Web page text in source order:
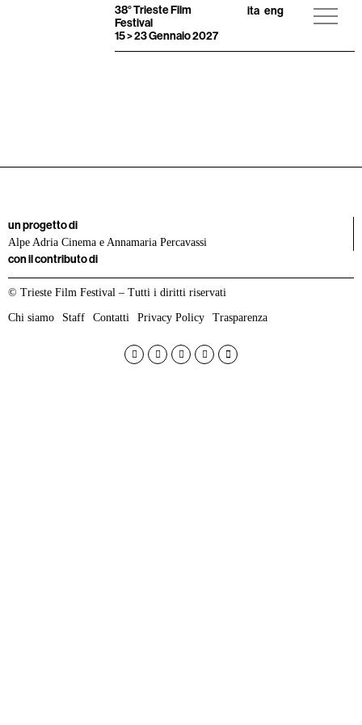
38° Trieste Film
Festival
15 > 23 Gennaio 2027
ita eng
un progetto di
Alpe Adria Cinema e Annamaria Percavassi
con il contributo di
© Trieste Film Festival – Tutti i diritti riservati
Chi siamo Staff Contatti Privacy Policy Trasparenza